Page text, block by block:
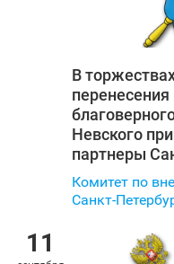
В
Невского
партнеры
Комитет по
11